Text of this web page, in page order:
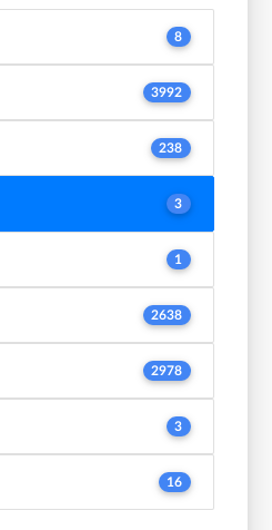
8
3992
238
3
1
2638
2978
3
16